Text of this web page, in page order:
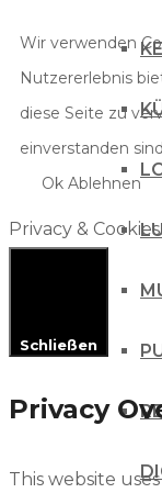
Wir verwenden
Nutzererlebnis
diese Seite zu
einverstanden
Ok Ablehnen
Privacy &
Schließen
Privacy
This website